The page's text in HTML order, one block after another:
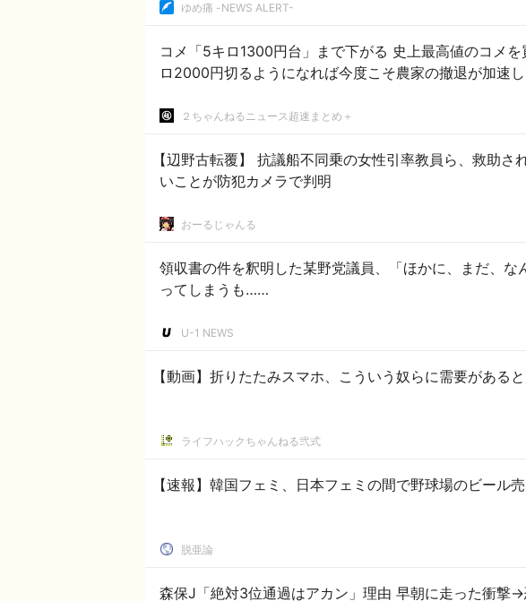
ゆめ痛 -NEWS ALERT-
コメ「5キロ1300円台」まで下がる 史上最高値のコメを買
ロ2000円切るようになれば今度こそ農家の撤退が加速
２ちゃんねるニュース超速まとめ＋
【辺野古転覆】 抗議船不同乗の女性引率教員ら、救助さ
いことが防犯カメラで判明
おーるじゃんる
領収書の件を釈明した某野党議員、「ほかに、まだ、な
ってしまうも……
U-1 NEWS
【動画】折りたたみスマホ、こういう奴らに需要がある
ライフハックちゃんねる弐式
【速報】韓国フェミ、日本フェミの間で野球場のビール
脱亜論
森保J「絶対3位通過はアカン」理由 早朝に走った衝撃